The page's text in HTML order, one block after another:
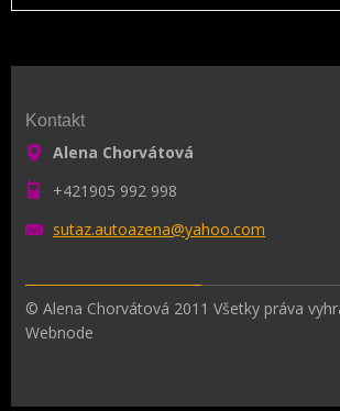
Kontakt
Alena Chorvátová
+421905 992 998
sutaz.autoazena@yahoo.com
© Alena Chorvátová 2011 Všetky práva
Webnode